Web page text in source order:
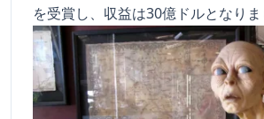
を受賞し、収益は30億ドルとなりま